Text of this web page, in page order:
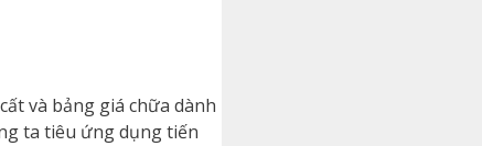
và bảng giá chữa dành
ta tiêu ứng dụng tiến